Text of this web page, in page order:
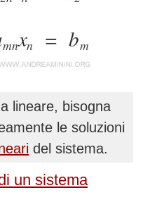
lineare, bisogna
le soluzioni
del sistema.
un sistema